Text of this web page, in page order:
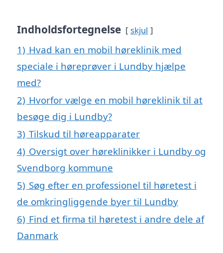
Indholdsfortegnelse skjul
1) Hvad kan en mobil høreklinik med
speciale i høreprøver i Lundby hjælpe
med?
2) Hvorfor vælge en mobil høreklinik til at
besøge dig i Lundby?
3) Tilskud til høreapparater
4) Oversigt over høreklinikker i Lundby og
Svendborg kommune
5) Søg efter en professionel til høretest i
de omkringliggende byer til Lundby
6) Find et firma til høretest i andre dele af
Danmark